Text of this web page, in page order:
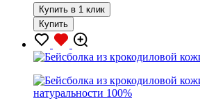
Купить в 1 клик
Купить
натуральности 100%